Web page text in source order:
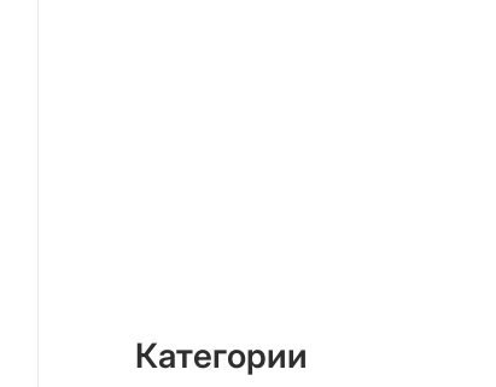
Категории